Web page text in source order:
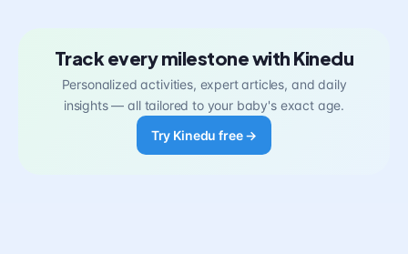
Track every milestone with Kinedu
Personalized activities, expert articles, and daily
insights — all tailored to your baby's exact age.
Try Kinedu free →